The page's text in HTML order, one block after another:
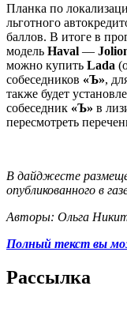
Планка по
льготного
баллов. В итоге в
модель Haval —
можно купить Lada
собеседников «Ъ»,
также будет
собеседник «Ъ» в
пересмотреть
В дайджесте
опубликованного в
Авторы: Ольга
Полный текст вы
Рассылка